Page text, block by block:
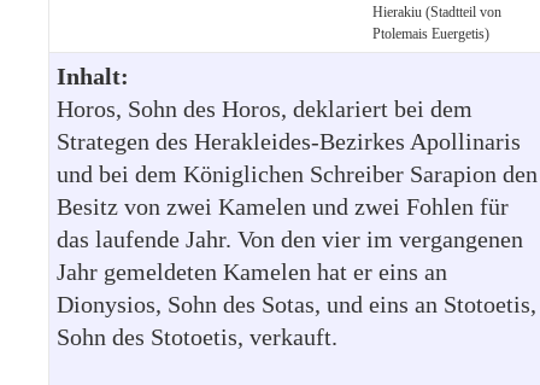
Hierakiu (Stadtteil von
Ptolemais Euergetis)
Inhalt:
Horos, Sohn des Horos, deklariert bei dem
Strategen des Herakleides-Bezirkes Apollinaris
und bei dem Königlichen Schreiber Sarapion den
Besitz von zwei Kamelen und zwei Fohlen für
das laufende Jahr. Von den vier im vergangenen
Jahr gemeldeten Kamelen hat er eins an
Dionysios, Sohn des Sotas, und eins an Stotoetis,
Sohn des Stotoetis, verkauft.